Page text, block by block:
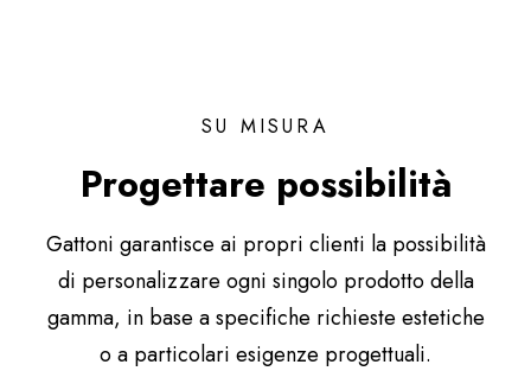
SU MISURA
Progettare possibilità
Gattoni garantisce ai propri clienti la possibilità
di personalizzare ogni singolo prodotto della
gamma, in base a specifiche richieste estetiche
o a particolari esigenze progettuali.